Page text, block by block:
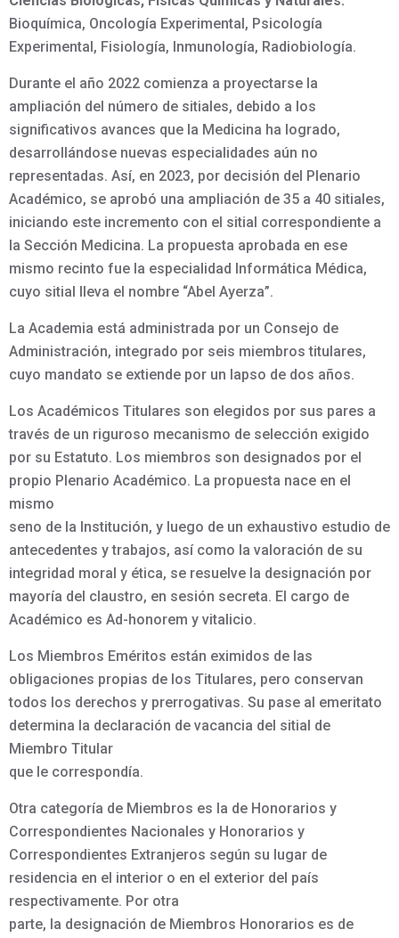
Bioquímica, Oncología Experimental, Psicología
Experimental, Fisiología, Inmunología, Radiobiología.
Durante el año 2022 comienza a proyectarse la
ampliación del número de sitiales, debido a los
significativos avances que la Medicina ha logrado,
desarrollándose nuevas especialidades aún no
representadas. Así, en 2023, por decisión del Plenario
Académico, se aprobó una ampliación de 35 a 40 sitiales,
iniciando este incremento con el sitial correspondiente a
la Sección Medicina. La propuesta aprobada en ese
mismo recinto fue la especialidad Informática Médica,
cuyo sitial lleva el nombre “Abel Ayerza”.
La Academia está administrada por un Consejo de
Administración, integrado por seis miembros titulares,
cuyo mandato se extiende por un lapso de dos años.
Los Académicos Titulares son elegidos por sus pares a
través de un riguroso mecanismo de selección exigido
por su Estatuto. Los miembros son designados por el
propio Plenario Académico. La propuesta nace en el
mismo
seno de la Institución, y luego de un exhaustivo estudio de
antecedentes y trabajos, así como la valoración de su
integridad moral y ética, se resuelve la designación por
mayoría del claustro, en sesión secreta. El cargo de
Académico es Ad-honorem y vitalicio.
Los Miembros Eméritos están eximidos de las
obligaciones propias de los Titulares, pero conservan
todos los derechos y prerrogativas. Su pase al emeritato
determina la declaración de vacancia del sitial de
Miembro Titular
que le correspondía.
Otra categoría de Miembros es la de Honorarios y
Correspondientes Nacionales y Honorarios y
Correspondientes Extranjeros según su lugar de
residencia en el interior o en el exterior del país
respectivamente. Por otra
parte, la designación de Miembros Honorarios es de